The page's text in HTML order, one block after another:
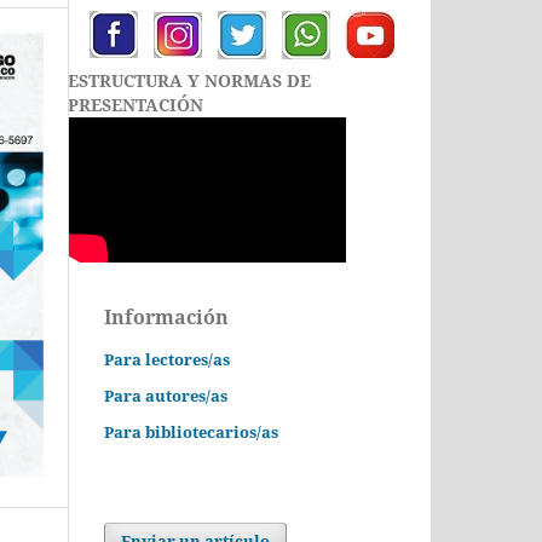
ESTRUCTURA Y NORMAS DE
PRESENTACIÓN
Información
Para lectores/as
Para autores/as
Para bibliotecarios/as